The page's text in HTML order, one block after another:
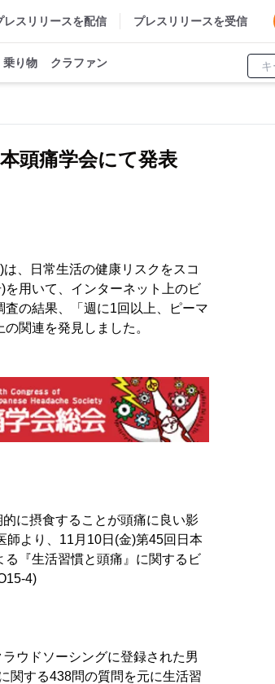
レスリリースを配信 プレスリリースを受信
乗り物 クラファン
頭痛学会にて発表
、日常生活の健康リスクをスコ
用いて、インターネット上のビ
の結果、「週に1回以上、ピーマ
関連を発見しました。
に摂食することが頭痛に良い影
師より、11月10日(金)第45回日本
『生活習慣と頭痛』に関するビ
4)
ウドソーシングに登録された男
関する438問の質問を元に生活習